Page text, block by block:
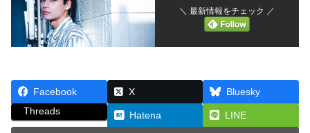
＼ 最新情報をチェック ／
Facebook X
Bluesky
Threads
Hatena LINE